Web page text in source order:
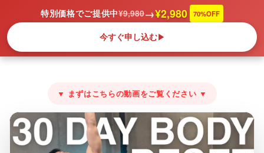
特別価格でご提供中¥9,980→¥2,980 70%OFF
今すぐ申し込む▶
▼ まずはこちらの動画をご覧ください ▼
Back
To
Top